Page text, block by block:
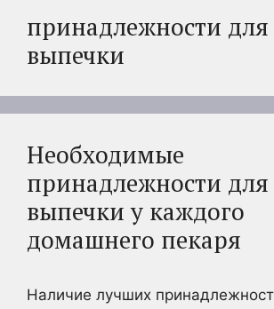
принадлежности для
выпечки
Необходимые
принадлежности для
выпечки у каждого
домашнего пекаря
Наличие лучших